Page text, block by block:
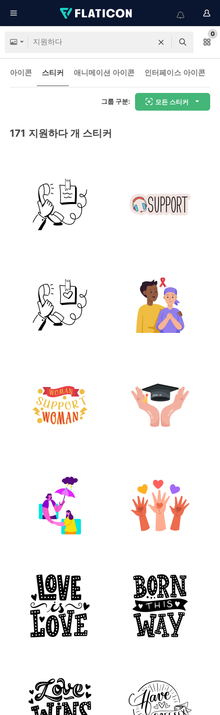
0
아이콘 스티커 애니메이션 아이콘 인터페이스 아이콘
그룹 구분: 모든 스티커
171 지원하다 개 스티커